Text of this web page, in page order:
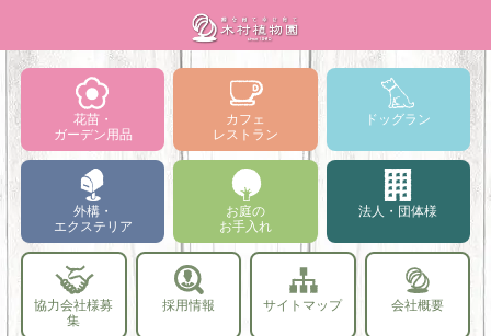
花苗・
ガーデン用品
カフェ
レストラン
ドッグラン
外構・
エクステリア
お庭の
お手入れ
法人・団体様
協力会社様募
集
採用情報 サイトマップ 会社概要